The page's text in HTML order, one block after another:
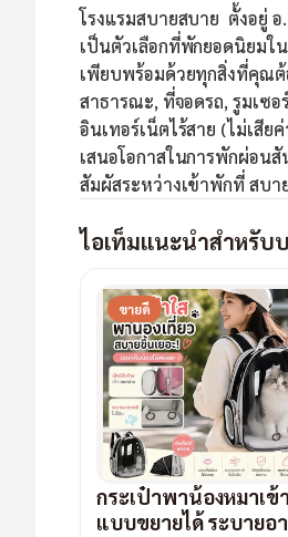
โรงแรมสบายสบาย ตั้งอยู่
เป็นตัวเลือกที่พักยอดนิยมใ
เพียบพร้อมด้วยทุกสิ่งที่คุณต้
สาธารณะ, ที่จอดรถ, รูมเซ
อินเทอร์เน็ตไร้สาย (ไม่เสี
เสนอโอกาสในการพักผ่อน
สัมผัสระหว่างเข้าพักที่ สบา
ไอเท็มแนะนำสำหรับ
ขายดี
กระเป๋าพาน้องหมาเข้
แบบขยายได้ ระบายอ